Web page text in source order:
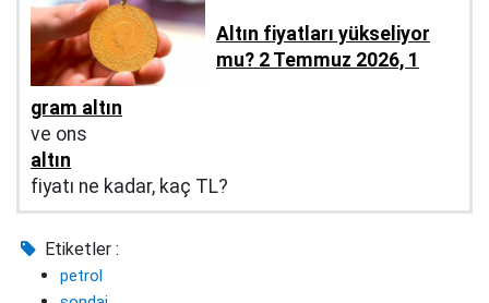
Altın fiyatları yükseliyor
mu? 2 Temmuz 2026, 1
gram altın
ve ons
altın
fiyatı ne kadar, kaç TL?
Etiketler :
petrol